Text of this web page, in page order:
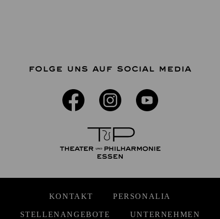
FOLGE UNS AUF SOCIAL MEDIA
KONTAKT PERSONALIA
STELLENANGEBOTE UNTERNEHMEN